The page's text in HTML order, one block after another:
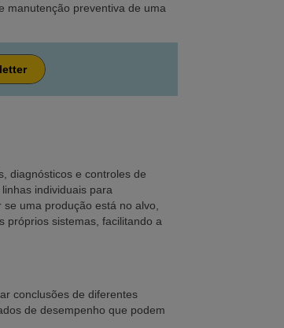
manutenção preventiva de uma
diagnósticos e controles de
individuais para
uma produção está no alvo,
próprios sistemas, facilitando a
conclusões de diferentes
de desempenho que podem